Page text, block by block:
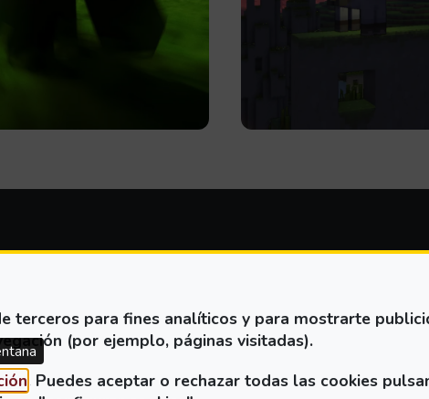
terceros para fines analíticos y para mostrarte
(por ejemplo, páginas visitadas).
(Abre en nueva ventana)
. Puedes aceptar o rechazar todas las cookies